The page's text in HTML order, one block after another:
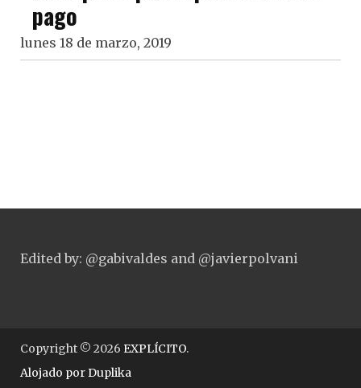
pago
lunes 18 de marzo, 2019
Edited by: @gabivaldes and @javierpolvani
Copyright © 2026 EXPLÍCITO.
Alojado porDuplika